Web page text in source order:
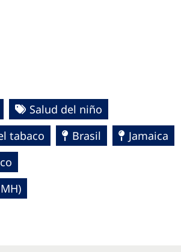
Salud del niño
tabaco Brasil
Jamaica